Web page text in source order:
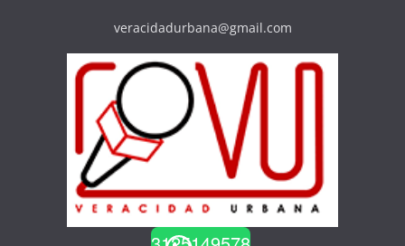
veracidadurbana@gmail.com